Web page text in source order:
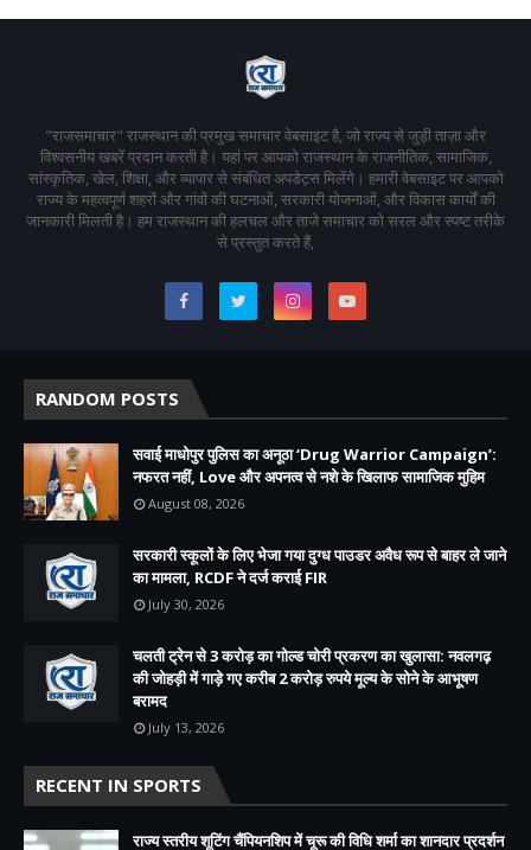
"राजसमाचार" राजस्थान की प्रमुख समाचार वेबसाइट है, जो राज्य से जुड़ी ताज़ा और
विश्वसनीय खबरें प्रदान करती है। यहां पर आपको राजस्थान के राजनीतिक, सामाजिक,
सांस्कृतिक, खेल, शिक्षा, और व्यापार से संबंधित अपडेट्स मिलेंगे। हमारी वेबसाइट पर आपको
राज्य के महत्वपूर्ण शहरों और गांवों की घटनाओं, सरकारी योजनाओं, और विकास कार्यों की
जानकारी मिलती है। हम राजस्थान की हलचल और ताजे समाचार को सरल और स्पष्ट तरीके
से प्रस्तुत करते हैं,
RANDOM POSTS
सवाई माधोपुर पुलिस का अनूठा ‘Drug Warrior Campaign’:
नफरत नहीं, Love और अपनत्व से नशे के खिलाफ सामाजिक मुहिम
August 08, 2026
सरकारी स्कूलों के लिए भेजा गया दुग्ध पाउडर अवैध रूप से बाहर ले जाने
का मामला, RCDF ने दर्ज कराई FIR
July 30, 2026
चलती ट्रेन से 3 करोड़ का गोल्ड चोरी प्रकरण का खुलासा: नवलगढ़
की जोहड़ी में गाड़े गए करीब 2 करोड़ रुपये मूल्य के सोने के आभूषण
बरामद
July 13, 2026
RECENT IN SPORTS
राज्य स्तरीय शूटिंग चैंपियनशिप में चूरू की विधि शर्मा का शानदार प्रदर्शन